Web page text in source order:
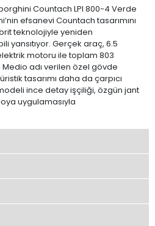
Countach LPI 800-4 Verde
efsanevi Countach tasarımını
teknolojiyle yeniden
yansıtıyor. Gerçek araç, 6.5
motoru ile toplam 803
adı verilen özel gövde
tasarımı daha da çarpıcı
ince detay işçiliği, özgün jant
uygulamasıyla